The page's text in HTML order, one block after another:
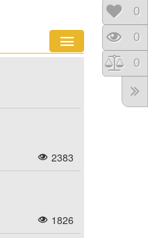
2383
1826
0
0
0